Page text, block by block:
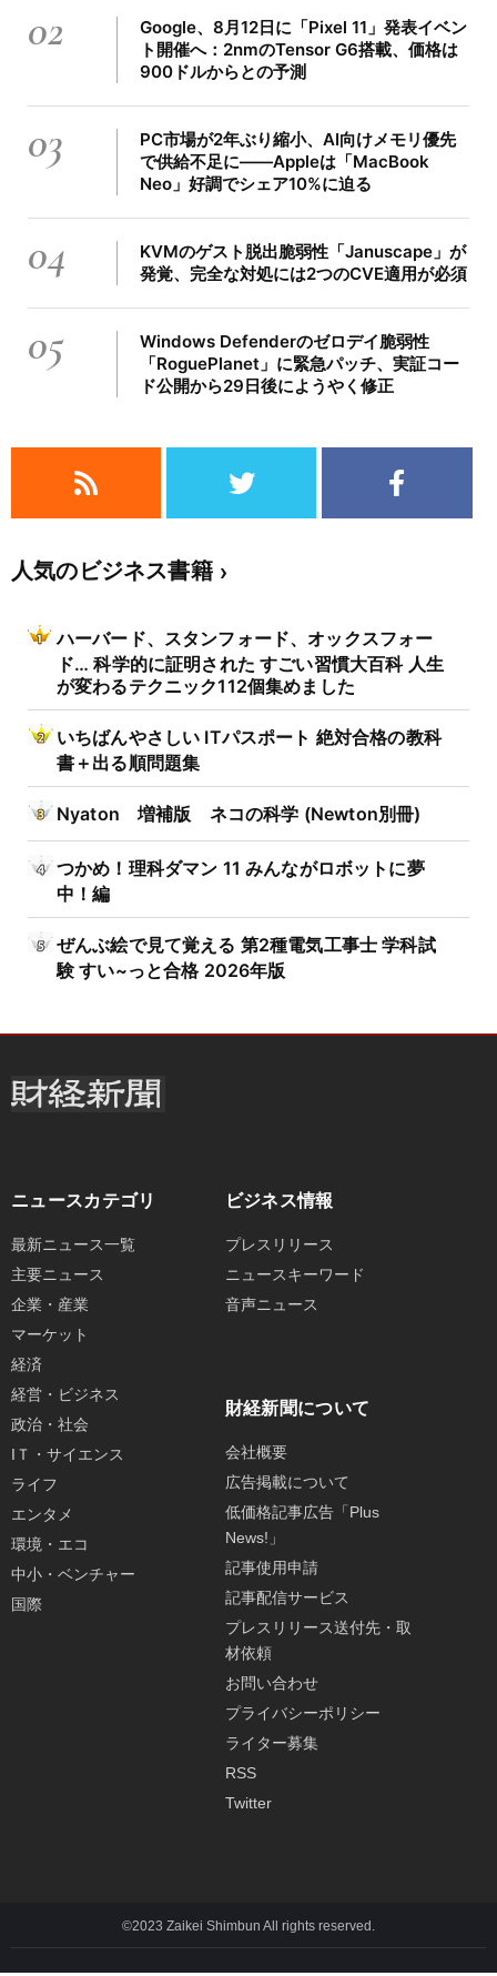
02
Google、8月12日に「Pixel 11」発表イベン
ト開催へ：2nmのTensor G6搭載、価格は
900ドルからとの予測
03
PC市場が2年ぶり縮小、AI向けメモリ優先
で供給不足に――Appleは「MacBook
Neo」好調でシェア10%に迫る
04
KVMのゲスト脱出脆弱性「Januscape」が
発覚、完全な対処には2つのCVE適用が必須
05
Windows Defenderのゼロデイ脆弱性
「RoguePlanet」に緊急パッチ、実証コー
ド公開から29日後にようやく修正
人気のビジネス書籍
ハーバード、スタンフォード、オックスフォー
ド… 科学的に証明された すごい習慣大百科 人生
が変わるテクニック112個集めました
いちばんやさしい ITパスポート 絶対合格の教科
書＋出る順問題集
Nyaton 増補版 ネコの科学 (Newton別冊)
つかめ！理科ダマン 11 みんながロボットに夢
中！編
ぜんぶ絵で見て覚える 第2種電気工事士 学科試
験 すい~っと合格 2026年版
ニュースカテゴリ
最新ニュース一覧
主要ニュース
企業・産業
マーケット
経済
経営・ビジネス
政治・社会
IＴ・サイエンス
ライフ
エンタメ
環境・エコ
中小・ベンチャー
国際
ビジネス情報
プレスリリース
ニュースキーワード
音声ニュース
財経新聞について
会社概要
広告掲載について
低価格記事広告「Plus
News!」
記事使用申請
記事配信サービス
プレスリリース送付先・取
材依頼
お問い合わせ
プライバシーポリシー
ライター募集
RSS
Twitter
©2023 Zaikei Shimbun All rights reserved.